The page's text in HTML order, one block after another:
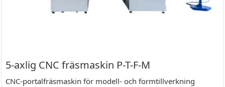
5-axlig CNC fräsmaskin P-T-F-M
CNC-portalfräsmaskin för modell- och formtillverkning